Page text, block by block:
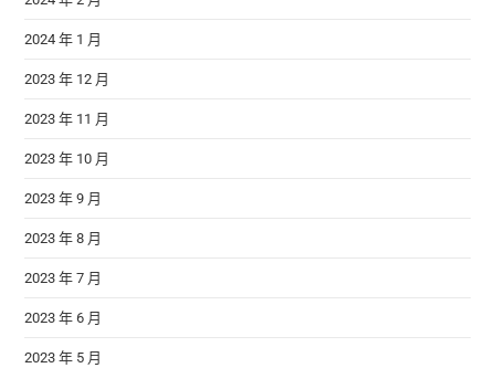
2024 年 1 月
2023 年 12 月
2023 年 11 月
2023 年 10 月
2023 年 9 月
2023 年 8 月
2023 年 7 月
2023 年 6 月
2023 年 5 月